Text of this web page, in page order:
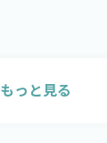
もっと見る